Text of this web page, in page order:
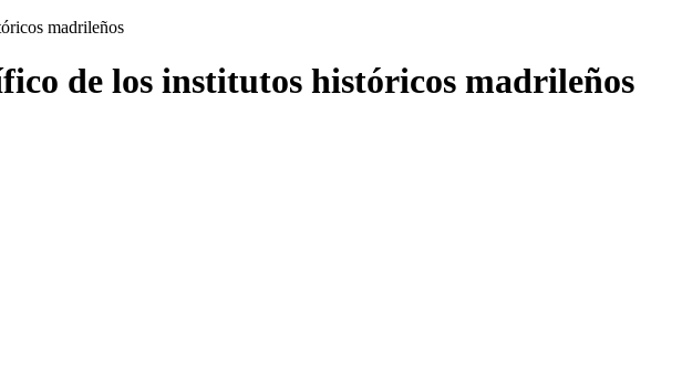
madrileños
de los institutos históricos madrileños